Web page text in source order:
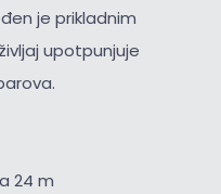
je prikladnim
upotpunjuje
24 m